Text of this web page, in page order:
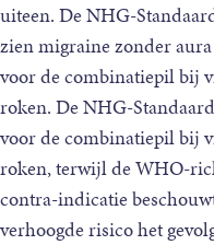
uiteen. De NHG-
zien migraine zonder
voor de combinatiepil bij
roken. De NHG-
voor de combinatiepil bij
roken, terwijl de WHO-
contra-indicatie
verhoogde risico het